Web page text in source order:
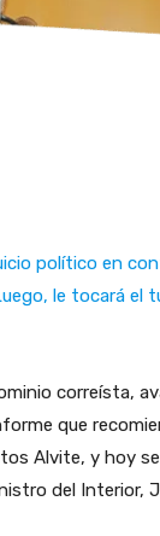
político en
le tocará el
correísta,
que
Alvite, y hoy
del Interior,